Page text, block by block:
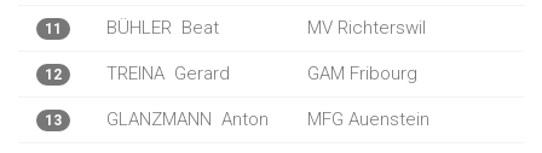
11 BÜHLER Beat MV Richterswil
12 TREINA Gerard GAM Fribourg
13 GLANZMANN Anton MFG Auenstein